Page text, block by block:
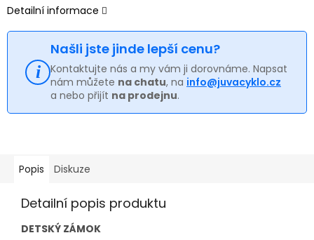
Detailní informace
Našli jste jinde lepší cenu?
Kontaktujte nás a my vám ji dorovnáme. Napsat
nám můžete na chatu, na info@juvacyklo.cz
a nebo přijít na prodejnu.
Popis Diskuze
Detailní popis produktu
DETSKÝ ZÁMOK